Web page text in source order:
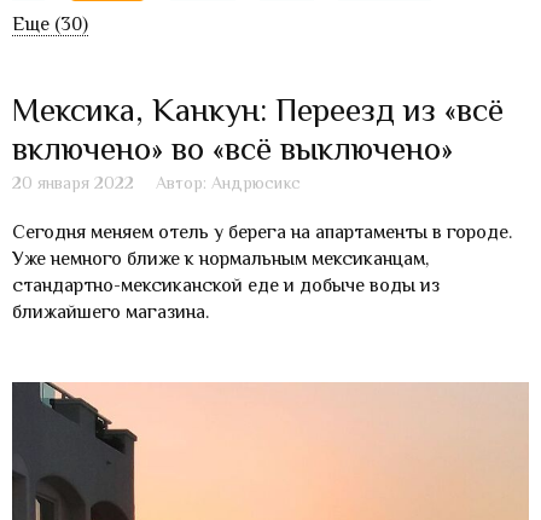
Еще (30)
Мексика, Канкун: Переезд из «всё
включено» во «всё выключено»
20 января 2022 Автор: Андрюсикс
Сегодня меняем отель у берега на апартаменты в городе.
Уже немного ближе к нормальным мексиканцам,
стандартно-мексиканской еде и добыче воды из
ближайшего магазина.